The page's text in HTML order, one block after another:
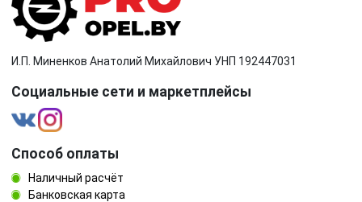
И.П. Миненков Анатолий Михайлович УНП 192447031
Социальные сети и маркетплейсы
Способ оплаты
Наличный расчёт
Банковская карта